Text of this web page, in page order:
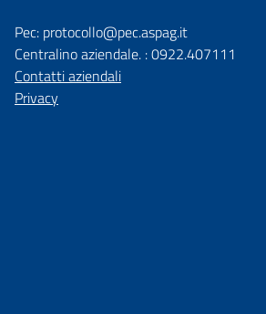
Pec: protocollo@pec.aspag.it
Centralino aziendale. : 0922.407111
Contatti aziendali
Privacy